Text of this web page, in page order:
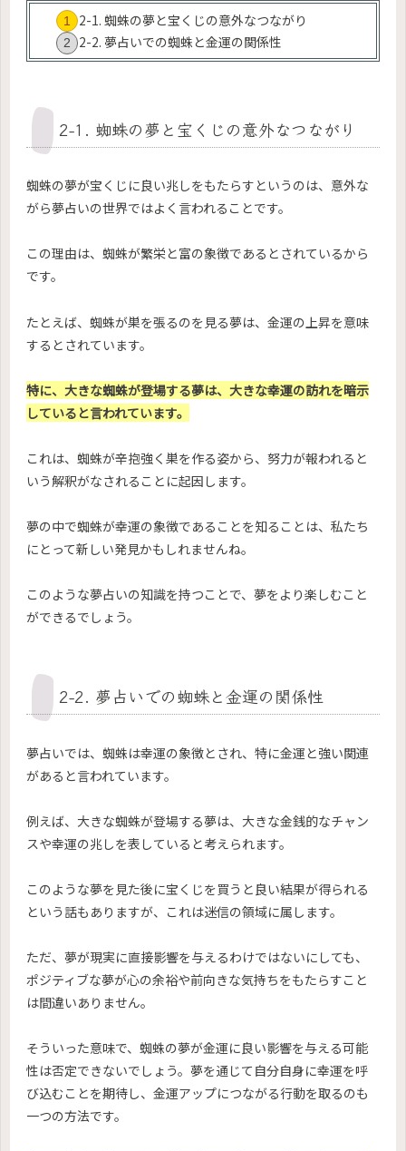
2-1. 蜘蛛の夢と宝くじの意外なつながり
2-2. 夢占いでの蜘蛛と金運の関係性
2-1. 蜘蛛の夢と宝くじの意外なつながり
蜘蛛の夢が宝くじに良い兆しをもたらすというのは、意外な
がら夢占いの世界ではよく言われることです。
この理由は、蜘蛛が繁栄と富の象徴であるとされているから
です。
たとえば、蜘蛛が巣を張るのを見る夢は、金運の上昇を意味
するとされています。
特に、大きな蜘蛛が登場する夢は、大きな幸運の訪れを暗示
していると言われています。
これは、蜘蛛が辛抱強く巣を作る姿から、努力が報われると
いう解釈がなされることに起因します。
夢の中で蜘蛛が幸運の象徴であることを知ることは、私たち
にとって新しい発見かもしれませんね。
このような夢占いの知識を持つことで、夢をより楽しむこと
ができるでしょう。
2-2. 夢占いでの蜘蛛と金運の関係性
夢占いでは、蜘蛛は幸運の象徴とされ、特に金運と強い関連
があると言われています。
例えば、大きな蜘蛛が登場する夢は、大きな金銭的なチャン
スや幸運の兆しを表していると考えられます。
このような夢を見た後に宝くじを買うと良い結果が得られる
という話もありますが、これは迷信の領域に属します。
ただ、夢が現実に直接影響を与えるわけではないにしても、
ポジティブな夢が心の余裕や前向きな気持ちをもたらすこと
は間違いありません。
そういった意味で、蜘蛛の夢が金運に良い影響を与える可能
性は否定できないでしょう。夢を通じて自分自身に幸運を呼
び込むことを期待し、金運アップにつながる行動を取るのも
一つの方法です。